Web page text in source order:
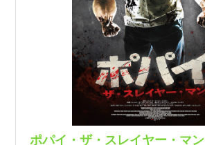
ポパイ・ザ・スレイヤー・マン